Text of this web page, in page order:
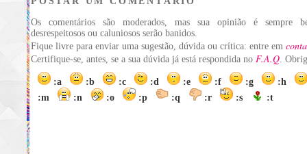
Os comentários são moderados, mas sua opinião é sempre
desrespeitosos ou caluniosos serão banidos.
Fique livre para enviar uma sugestão, dúvida ou crítica: entre em
Certifique-se, antes, se a sua dúvida já está respondida no F.A.Q .
:a :b :c :d :e :f :g
:h
:m
:n :o :p :q :r :s :t